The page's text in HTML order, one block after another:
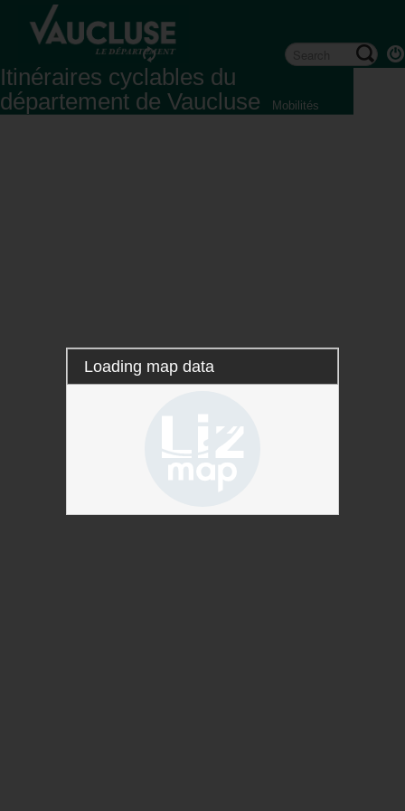
Itinéraires cyclables du
département de Vaucluse
Mobilités
Loading map data